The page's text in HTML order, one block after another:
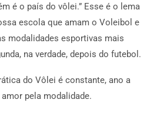
é o país do vôlei.” Esse é o lema
escola que amam o Voleibol e
modalidades esportivas mais
na verdade, depois do futebol.
do Vôlei é constante, ano a
pela modalidade.